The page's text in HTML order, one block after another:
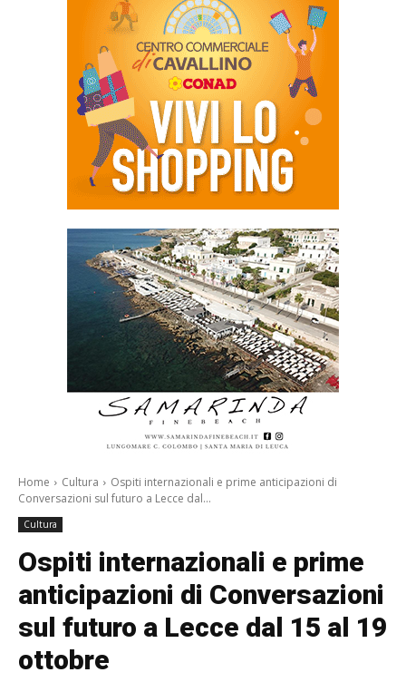
Home Cultura
Ospiti internazionali e prime anticipazioni di
Conversazioni sul futuro a Lecce dal...
Cultura
Ospiti internazionali e prime
anticipazioni di Conversazioni
sul futuro a Lecce dal 15 al 19
ottobre